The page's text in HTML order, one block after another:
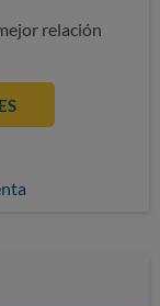
relación